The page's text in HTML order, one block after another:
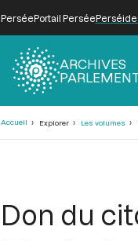
PerséePortail Persée
ARCHIVES
Accueil Explorer Les volumes
Don du